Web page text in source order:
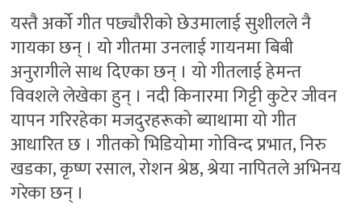
यस्तै अर्को गीत पछ्यौरीको छेउमालाई सुशीलले नै
गायका छन् । यो गीतमा उनलाई गायनमा बिबी
अनुरागीले साथ दिएका छन् । यो गीतलाई हेमन्त
विवशले लेखेका हुन् । नदी किनारमा गिट्टी कुटेर जीवन
यापन गरिरहेका मजदुरहरूको ब्याथामा यो गीत
आधारित छ । गीतको भिडियोमा गोविन्द प्रभात, निरु
खडका, कृष्ण रसाल, रोशन श्रेष्ठ, श्रेया नापितले अभिनय
गरेका छन् ।